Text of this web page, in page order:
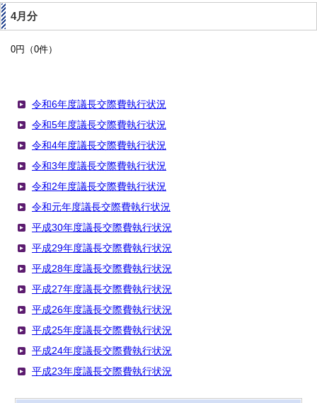
4月分
0円（0件）
令和6年度議長交際費執行状況
令和5年度議長交際費執行状況
令和4年度議長交際費執行状況
令和3年度議長交際費執行状況
令和2年度議長交際費執行状況
令和元年度議長交際費執行状況
平成30年度議長交際費執行状況
平成29年度議長交際費執行状況
平成28年度議長交際費執行状況
平成27年度議長交際費執行状況
平成26年度議長交際費執行状況
平成25年度議長交際費執行状況
平成24年度議長交際費執行状況
平成23年度議長交際費執行状況